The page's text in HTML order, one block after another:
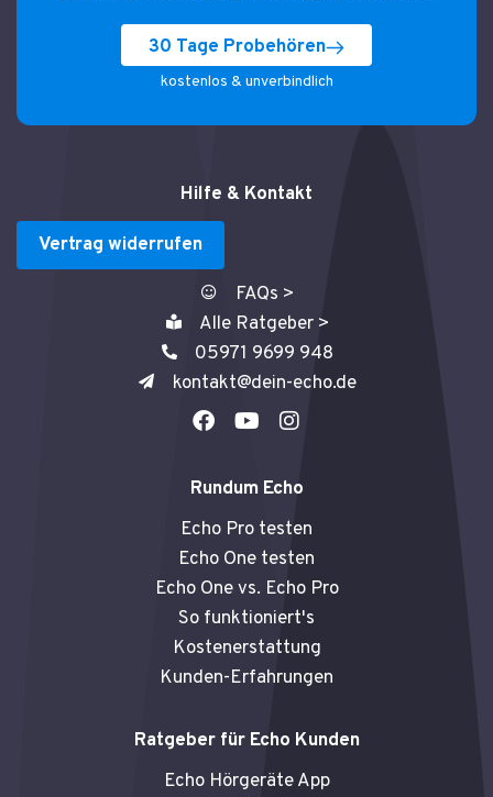
30 Tage Probehören
kostenlos & unverbindlich
Hilfe & Kontakt
Vertrag widerrufen
FAQs >
Alle Ratgeber >
05971 9699 948
kontakt@dein-echo.de
F
e
o
o
k
Y
t
b
e
I
t
g
r
a
m
Rundum Echo
Echo Pro testen
Echo One testen
Echo One vs. Echo Pro
So funktioniert's
Kostenerstattung
Kunden-Erfahrungen
Ratgeber für Echo Kunden
Echo Hörgeräte App